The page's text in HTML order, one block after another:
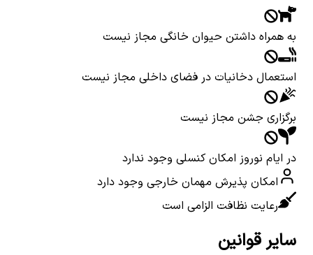
به همراه داشتن حیوان خانگی مجاز نیست
استعمال دخانیات در فضای داخلی مجاز نیست
برگزاری جشن مجاز نیست
در ایام نوروز امکان کنسلی وجود ندارد
امکان پذیرش مهمان خارجی وجود دارد
رعایت نظافت الزامی است
سایر قوانین